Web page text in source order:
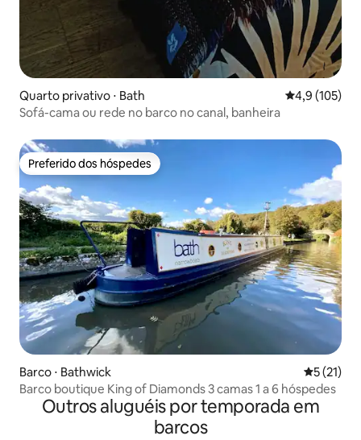
Quarto privativo ⋅ Bath 4,9 de uma
4,9 (105)
Sofá-cama ou rede no barco no canal, banheira
Preferido dos hóspedes
Preferido dos hóspedes
Barco ⋅ Bathwick 5 de uma
5 (21)
Barco boutique King of Diamonds 3 camas 1 a 6 hóspedes
Outros aluguéis por temporada em
barcos